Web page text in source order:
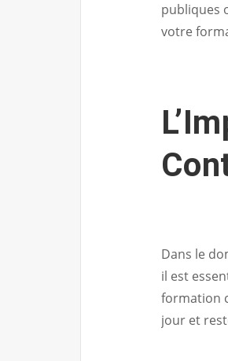
publiques
votre
Dans le
il est
formation
jour et